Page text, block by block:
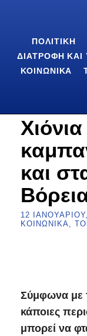
ΠΟΛΙΤΙΚΉ
ΔΙΑΤΡΟΦΉ ΚΑΙ
ΚΟΙΝΩΝΙΚΆ
και
12
ΚΟΙΝΩΝΙΚΆ,
Σύμφωνα με
κάποιες
μπορεί να